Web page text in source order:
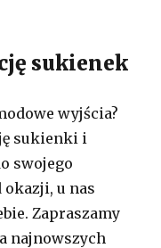
sukienek
wyjścia?
sukienki i
swojego
okazji, u nas
Zapraszamy
najnowszych